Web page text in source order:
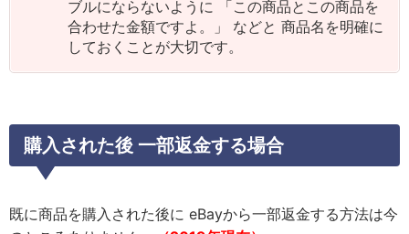
ブルにならないように 「この商品とこの商品を
合わせた金額ですよ。」 などと 商品名を明確に
しておくことが大切です。
購入された後 一部返金する場合
既に商品を購入された後に eBayから一部返金する方法は今